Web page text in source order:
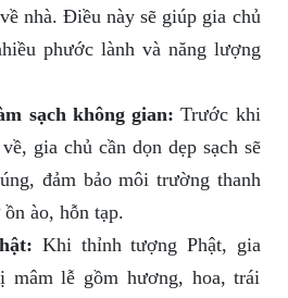
nhà. Điều này sẽ giúp gia chủ
phước lành và năng lượng
sạch không gian: Trước khi
gia chủ cần dọn dẹp sạch sẽ
đảm bảo môi trường thanh
ào, hỗn tạp.
Khi thỉnh tượng Phật, gia
mâm lễ gồm hương, hoa, trái